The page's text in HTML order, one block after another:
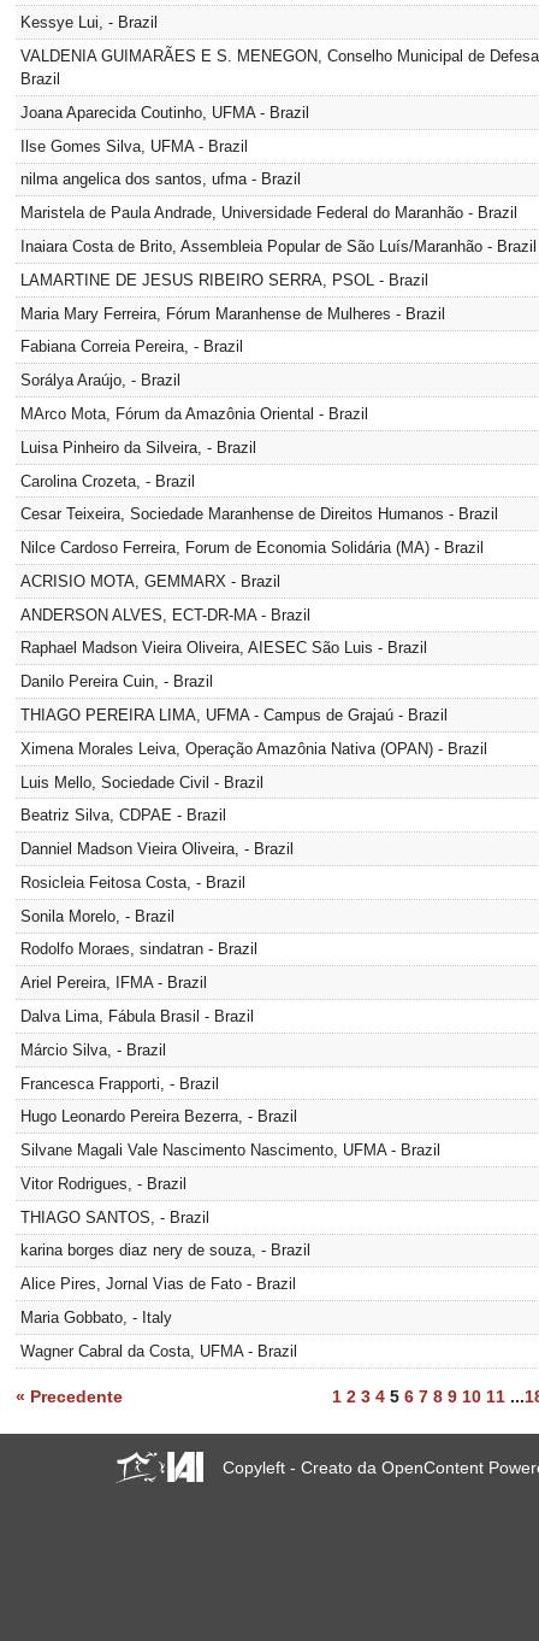
Kessye Lui, - Brazil
VALDENIA GUIMARÃES E S. MENEGON, Conselho Municipal de
Brazil
Joana Aparecida Coutinho, UFMA - Brazil
Ilse Gomes Silva, UFMA - Brazil
nilma angelica dos santos, ufma - Brazil
Maristela de Paula Andrade, Universidade Federal do Maranhão - Brazil
Inaiara Costa de Brito, Assembleia Popular de São Luís/Maranhão - Brazil
LAMARTINE DE JESUS RIBEIRO SERRA, PSOL - Brazil
Maria Mary Ferreira, Fórum Maranhense de Mulheres - Brazil
Fabiana Correia Pereira, - Brazil
Sorálya Araújo, - Brazil
MArco Mota, Fórum da Amazônia Oriental - Brazil
Luisa Pinheiro da Silveira, - Brazil
Carolina Crozeta, - Brazil
Cesar Teixeira, Sociedade Maranhense de Direitos Humanos - Brazil
Nilce Cardoso Ferreira, Forum de Economia Solidária (MA) - Brazil
ACRISIO MOTA, GEMMARX - Brazil
ANDERSON ALVES, ECT-DR-MA - Brazil
Raphael Madson Vieira Oliveira, AIESEC São Luis - Brazil
Danilo Pereira Cuin, - Brazil
THIAGO PEREIRA LIMA, UFMA - Campus de Grajaú - Brazil
Ximena Morales Leiva, Operação Amazônia Nativa (OPAN) - Brazil
Luis Mello, Sociedade Civil - Brazil
Beatriz Silva, CDPAE - Brazil
Danniel Madson Vieira Oliveira, - Brazil
Rosicleia Feitosa Costa, - Brazil
Sonila Morelo, - Brazil
Rodolfo Moraes, sindatran - Brazil
Ariel Pereira, IFMA - Brazil
Dalva Lima, Fábula Brasil - Brazil
Márcio Silva, - Brazil
Francesca Frapporti, - Brazil
Hugo Leonardo Pereira Bezerra, - Brazil
Silvane Magali Vale Nascimento Nascimento, UFMA - Brazil
Vitor Rodrigues, - Brazil
THIAGO SANTOS, - Brazil
karina borges diaz nery de souza, - Brazil
Alice Pires, Jornal Vias de Fato - Brazil
Maria Gobbato, - Italy
Wagner Cabral da Costa, UFMA - Brazil
« Precedente 1 2 3 4 5 6 7 8 9 10 11 ...
Copyleft - Creato da OpenContent